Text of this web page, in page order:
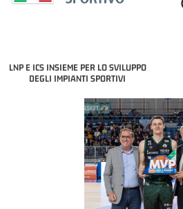
LNP E ICS INSIEME PER LO SVILUPPO
DEGLI IMPIANTI SPORTIVI